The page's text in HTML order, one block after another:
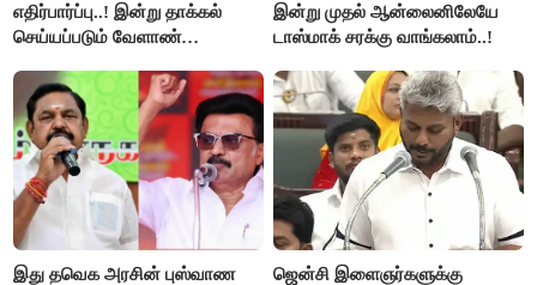
எதிர்பார்ப்பு..! இன்று தாக்கல்
செய்யப்படும் வேளாண்
கோரிக்கை!
இன்று முதல் ஆன்லைனிலேயே
டாஸ்மாக் சரக்கு வாங்கலாம்..!
இது தவெக அரசின் புஸ்வாண
ஜென்சி இளைஞர்களுக்கு